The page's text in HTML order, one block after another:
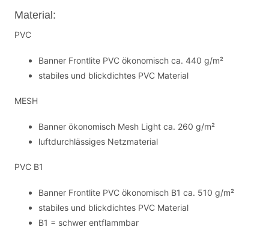
Material:
PVC
Banner Frontlite PVC ökonomisch ca. 440 g/m²
stabiles und blickdichtes PVC Material
MESH
Banner ökonomisch Mesh Light ca. 260 g/m²
luftdurchlässiges Netzmaterial
PVC B1
Banner Frontlite PVC ökonomisch B1 ca. 510 g/m²
stabiles und blickdichtes PVC Material
B1 = schwer entflammbar